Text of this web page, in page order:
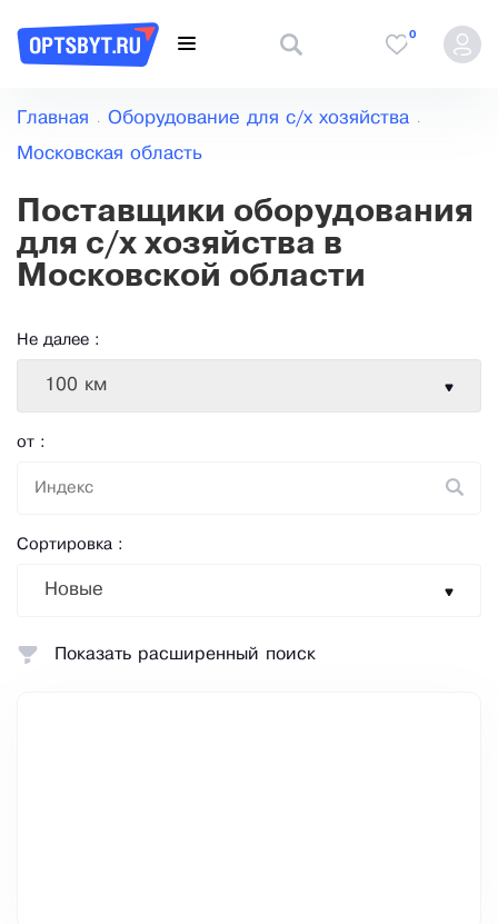
0
Главная Оборудование для с/х хозяйства
Московская область
Поставщики оборудования
для с/х хозяйства в
Московской области
Не далее :
100 км
от :
Сортировка :
Новые
Показать расширенный поиск